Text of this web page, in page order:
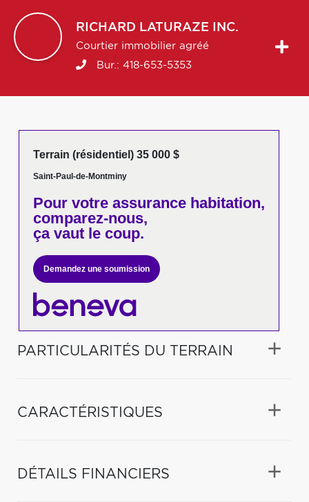
RICHARD LATURAZE INC.
Courtier immobilier agréé
Bur.: 418-653-5353
Terrain (résidentiel) 35 000 $
Saint-Paul-de-Montminy
Pour votreassurance habitation,
comparez-nous,
ça vaut le coup.
Demandez une soumission
PARTICULARITÉS DU TERRAIN
CARACTÉRISTIQUES
DÉTAILS FINANCIERS